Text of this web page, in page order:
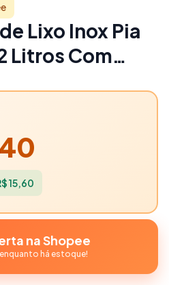
Lixo Inox Pia
Litros Com
-
OFF | Home
15,60
na Shopee
há estoque!